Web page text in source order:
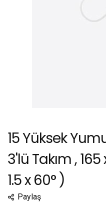
15 Yüksek
3'lü Takım , 165
1.5 x 60° )
Paylaş